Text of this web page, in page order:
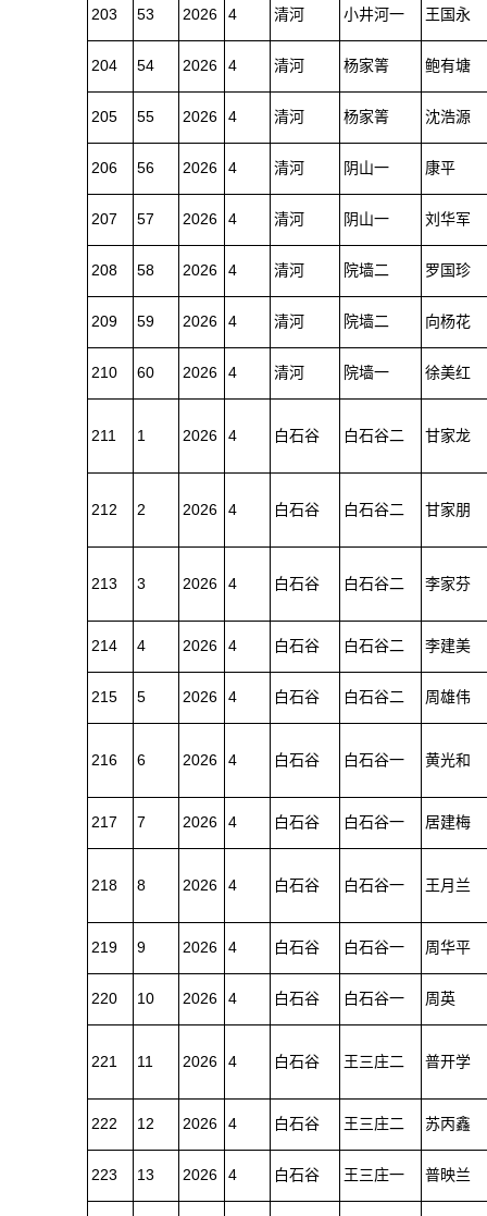
203 53 2026 4 清河 小井河一 王国永
204 54 2026 4 清河 杨家箐 鲍有塘
205 55 2026 4 清河 杨家箐 沈浩源
206 56 2026 4 清河 阴山一 康平
207 57 2026 4 清河 阴山一 刘华军
208 58 2026 4 清河 院墙二 罗国珍
209 59 2026 4 清河 院墙二 向杨花
210 60 2026 4 清河 院墙一 徐美红
211 1 2026 4 白石谷 白石谷二 甘家龙
212 2 2026 4 白石谷 白石谷二 甘家朋
213 3 2026 4 白石谷 白石谷二 李家芬
214 4 2026 4 白石谷 白石谷二 李建美
215 5 2026 4 白石谷 白石谷二 周雄伟
216 6 2026 4 白石谷 白石谷一 黄光和
217 7 2026 4 白石谷 白石谷一 居建梅
218 8 2026 4 白石谷 白石谷一 王月兰
219 9 2026 4 白石谷 白石谷一 周华平
220 10 2026 4 白石谷 白石谷一 周英
221 11 2026 4 白石谷 王三庄二 普开学
222 12 2026 4 白石谷 王三庄二 苏丙鑫
223 13 2026 4 白石谷 王三庄一 普映兰